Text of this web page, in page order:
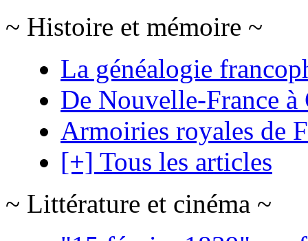
~ Histoire et mémoire ~
La généalogie
De Nouvelle-France à
Armoiries royales de
[+] Tous les articles
~ Littérature et cinéma ~